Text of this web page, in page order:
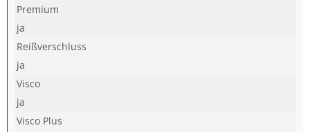
Premium
ja
Reißverschluss
ja
Visco
ja
Visco Plus